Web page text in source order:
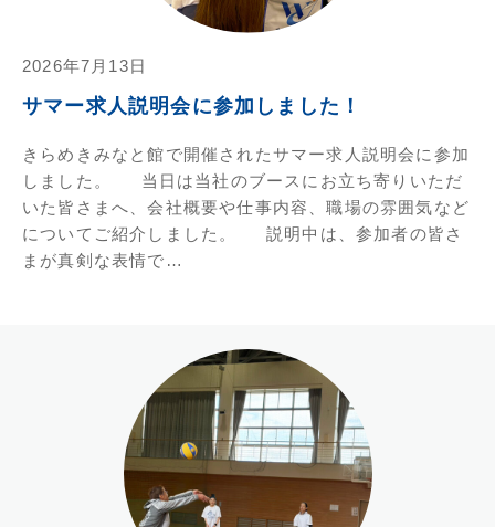
2026年7月13日
サマー求人説明会に参加しました！
きらめきみなと館で開催されたサマー求人説明会に参加
しました。 当日は当社のブースにお立ち寄りいただ
いた皆さまへ、会社概要や仕事内容、職場の雰囲気など
についてご紹介しました。 説明中は、参加者の皆さ
まが真剣な表情で…